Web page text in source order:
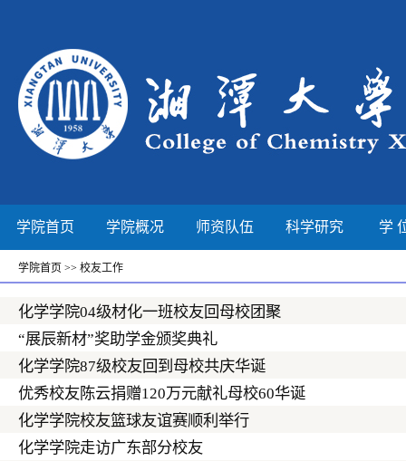
学院首页 学院概况 师资队伍 科学研究 学
学院首页 >> 校友工作
化学学院04级材化一班校友回母校团聚
“展辰新材”奖助学金颁奖典礼
化学学院87级校友回到母校共庆华诞
优秀校友陈云捐赠120万元献礼母校60华诞
化学学院校友篮球友谊赛顺利举行
化学学院走访广东部分校友